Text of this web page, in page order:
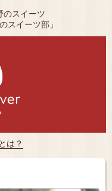
のスイーツ
スイーツ部」
は？